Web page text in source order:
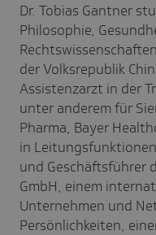
Dr. Tobias Gantner
Philosophie,
der Volksrepublik
Assistenzarzt in der
unter anderem für
Pharma, Bayer
in
und Geschäftsführer
GmbH, einem
Unternehmen und
Persönlichkeiten,